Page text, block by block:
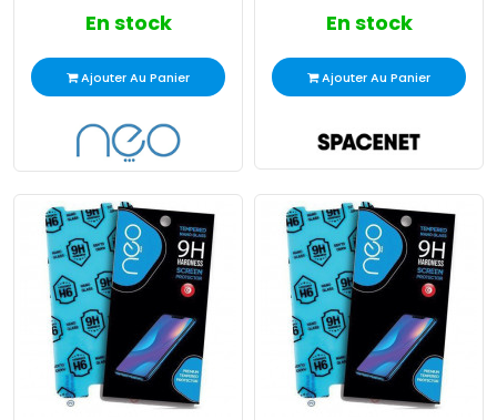
En stock
Ajouter Au Panier
En stock
Ajouter Au Panier